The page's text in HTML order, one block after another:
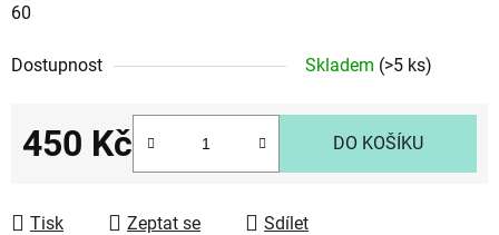
60
Dostupnost Skladem (>5 ks)
450 Kč DO KOŠÍKU
Tisk Zeptat se Sdílet